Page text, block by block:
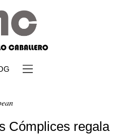
Cómplices regala